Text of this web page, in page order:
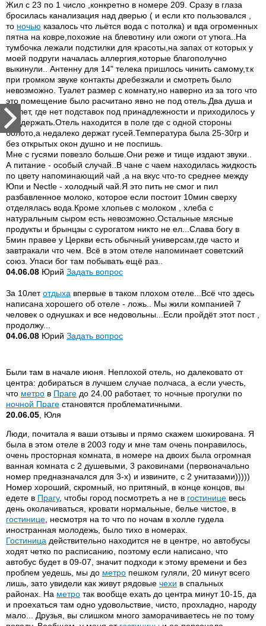
Жил с 23 по 1 число ,конкретно в номере 209. Сразу в глаза
бросилась канализация над дверью ( и если кто пользовался ,
то ночью казалось что льётся вода с потолка) и вда огроменных
пятна на ковре,похожие на блевотину или ожоги от утюга..На
тумбочка лежали подстилки для красоты,на запах от которых у
моей подруги началась аллергия,которые благополучно
выкинули.. Антенну для 14" телека пришлось чинить самому,т.к
при громком звуке контакты дребезжали и смотреть было
невозможно. Туалет размер с комнату,но наверно из за того что
это помещение было расчитано явно не под отель.Два душа и
туалет, где нет подставок под принадлежности и приходилось у
ног держать.Отель находится в поле где с одной стороны
болото,а недалеко держат гусей.Температура была 25-30гр и
без открытых окон душно и не поспишь.
Мне с гусями повезло больше.Они реже и тище издают звуки..
А питание - особый случай..В чане с чаем находилась жидкость
по цвету напоминающий чай ,а на вкус что-то среднее между
Юпи и Nectle - холодный чай.Я это пить не смог и пил
разбавленное молоко, которое если постоит 10мин сверху
отделялась вода.Кроме хлопьев с молоком , хлеба с
натуральным сыром есть невозможно.Остальные мясные
продукты и брынцзы с сурогатом никто не ел...Слава богу в
5мин правее у Церкви есть обычный универсам,где часто и
завтракали что чем. Всё в этом отеле напоминает советский
союз. Упаси бог там побывать ещё раз..
04.06.08 Юрий Задать вопрос
За 10летотдыха впервые в таком плохом отеле...Всё что здесь
написана хорошего об отеле - ложь.. Мы жили компанией 7
человек о однушках и все недовольны...Если пройдёт этот пост ,
продолжу...
04.06.08 Юрий Задать вопрос
Были там в начале июня. Неплохой отель, но далековато от
центра: добираться в лучшем случае полчаса, а если учесть,
что метро в Праге до 24.00 работает, то ночные прогулки по
ночной Праге становятся проблематичными.
20.06.05 , Юля
Люди, почитала я ваши отзывы и прямо скажем шокирована. Я
была в этом отеле в 2003 году и мне там очень понравилось,
очень просторная комната, в номере на двоих была огромная
ванная комната с 2 душевыми, 3 раковинами (первоначально
номер предназначался для 3-х) и извините, с 2 унитазами)))))
Номер хороший, скромный, но притяный, в конце концов, вы
едете в Прагу, чтобы город посмотреть а не в гостинице весь
день околачиваться, кровати нормальные, белье чистое, в
гостинице , несмотря на то что по ночам в холле гудела
иностранная молодежь, было тихо в номерах.
Гостиница действительно находится не в центре, но автобусы
ходят четко по расписанию, поэтому если написано, что
автобус будет в 09-07, значит подходи к этому времени и без
проблем уедешь, мы до метро пешком гуляли, 20 минут всего
лишь, зато увидели как живут рядовые чехи в спальных
районах. На метро так вообще ехать до центра минут 10-15, да
и проехаться там одно удовольствие, чисто, прохладно, народу
мало... Друзья, вы слишком много заморачиваетесь не по тому